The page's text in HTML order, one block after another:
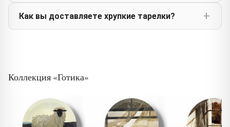
Как вы доставляете хрупкие тарелки?
Коллекция «Готика»